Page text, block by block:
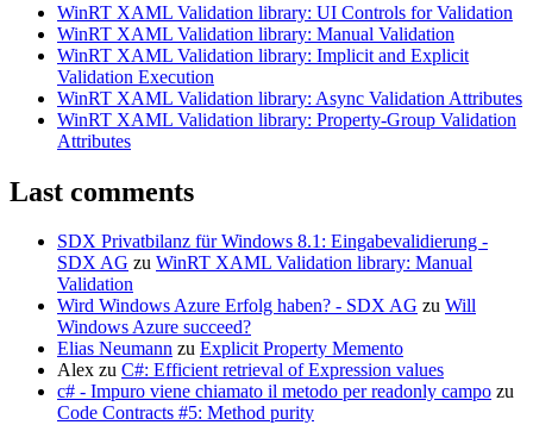
WinRT XAML Validation library: UI Controls for Validation
WinRT XAML Validation library: Manual Validation
WinRT XAML Validation library: Implicit and Explicit
Validation Execution
WinRT XAML Validation library: Async Validation Attributes
WinRT XAML Validation library: Property-Group Validation
Attributes
Last comments
SDX Privatbilanz für Windows 8.1: Eingabevalidierung -
SDX AG zu WinRT XAML Validation library: Manual
Validation
Wird Windows Azure Erfolg haben? - SDX AG zu Will
Windows Azure succeed?
Elias Neumann zu Explicit Property Memento
Alex zu C#: Efficient retrieval of Expression values
c# - Impuro viene chiamato il metodo per readonly campo zu
Code Contracts #5: Method purity